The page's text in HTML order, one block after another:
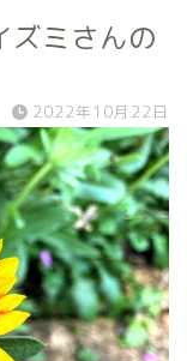
ズミさんの
2022年10月22日